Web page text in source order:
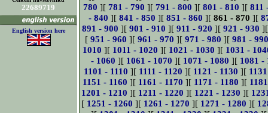
22689719
English version here
780 ][ 781 - 790 ][ 791 - 800 ][ 801 - 810 ][ 811
- 840 ][ 841 - 850 ][ 851 - 860 ][ 861 - 870 ][
891 - 900 ][ 901 - 910 ][ 911 - 920 ][ 921 - 930
[951 - 960 ][961 - 970 ][971 - 980 ][981 -
1010 ][ 1011 - 1020 ][ 1021 - 1030 ][ 1031 -
- 1060 ][ 1061 - 1070 ][ 1071 - 1080 ][ 1081 -
1101 - 1110 ][ 1111 - 1120 ][ 1121 - 1130 ][
1151 - 1160 ][ 1161 - 1170 ][ 1171 - 1180 ][
1201 - 1210 ][ 1211 - 1220 ][ 1221 - 1230 ][
[ 1251 - 1260 ][ 1261 - 1270 ][ 1271 - 1280 ][